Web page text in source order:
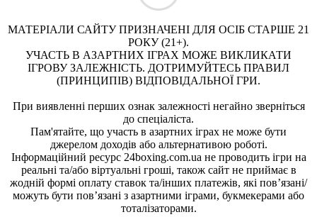
МАТЕРІАЛИ САЙТУ ПРИЗНАЧЕНІ ДЛЯ ОСІБ СТАРШЕ 21
РОКУ (21+).
УЧАСТЬ В АЗАРТНИХ ІГРАХ МОЖЕ ВИКЛИКАТИ
ІГРОВУ ЗАЛЕЖНІСТЬ. ДОТРИМУЙТЕСЬ ПРАВИЛ
(ПРИНЦИПІВ) ВІДПОВІДАЛЬНОЇ ГРИ.
При виявленні перших ознак залежності негайно зверніться
до спеціаліста.
Пам'ятайте, що участь в азартних іграх не може бути
джерелом доходів або альтернативою роботі.
Інформаційний ресурс 24boxing.com.ua не проводить ігри на
реальні та/або віртуальні гроші, також сайт не приймає в
жодній формі оплату ставок та/інших платежів, які пов’язані/
можуть бути пов’язані з азартними іграми, букмекерами або
тоталізаторами.